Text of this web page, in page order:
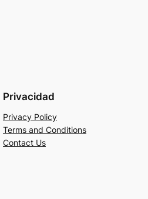
Privacidad
Privacy Policy
Terms and Conditions
Contact Us